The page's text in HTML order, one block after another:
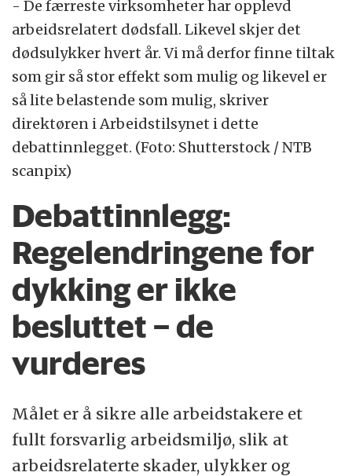
- De færreste virksomheter har opplevd
arbeidsrelatert dødsfall. Likevel skjer det
dødsulykker hvert år. Vi må derfor finne tiltak
som gir så stor effekt som mulig og likevel er
så lite belastende som mulig, skriver
direktøren i Arbeidstilsynet i dette
debattinnlegget. (Foto: Shutterstock / NTB
scanpix)
Debattinnlegg:
Regelendringene for
dykking er ikke
besluttet – de
vurderes
Målet er å sikre alle arbeidstakere et
fullt forsvarlig arbeidsmiljø, slik at
arbeidsrelaterte skader, ulykker og